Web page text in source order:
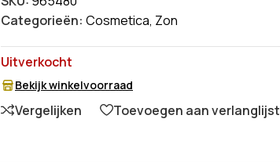
Categorieën: Cosmetica, Zon
Uitverkocht
Bekijk winkelvoorraad
Vergelijken Toevoegen aan verlanglijst